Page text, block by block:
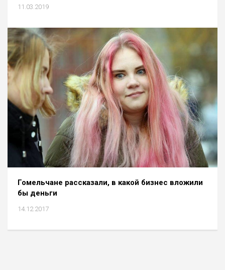
11.03.2019
Гомельчане рассказали, в какой бизнес вложили
бы деньги
14.12.2017